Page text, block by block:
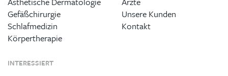
Gefäßchirurgie
Schlafmedizin
Körpertherapie
Unsere Kunden
Kontakt
INTERESSIERT